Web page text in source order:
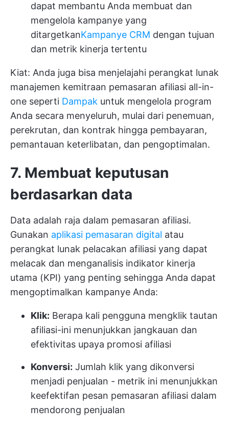
dapat membantu Anda membuat dan
mengelola kampanye yang
ditargetkanKampanye CRM dengan tujuan
dan metrik kinerja tertentu
Kiat: Anda juga bisa menjelajahi perangkat lunak
manajemen kemitraan pemasaran afiliasi all-in-
one seperti Dampak untuk mengelola program
Anda secara menyeluruh, mulai dari penemuan,
perekrutan, dan kontrak hingga pembayaran,
pemantauan keterlibatan, dan pengoptimalan.
7. Membuat keputusan
berdasarkan data
Data adalah raja dalam pemasaran afiliasi.
Gunakan aplikasi pemasaran digital atau
perangkat lunak pelacakan afiliasi yang dapat
melacak dan menganalisis indikator kinerja
utama (KPI) yang penting sehingga Anda dapat
mengoptimalkan kampanye Anda:
Klik: Berapa kali pengguna mengklik tautan
afiliasi-ini menunjukkan jangkauan dan
efektivitas upaya promosi afiliasi
Konversi: Jumlah klik yang dikonversi
menjadi penjualan - metrik ini menunjukkan
keefektifan pesan pemasaran afiliasi dalam
mendorong penjualan